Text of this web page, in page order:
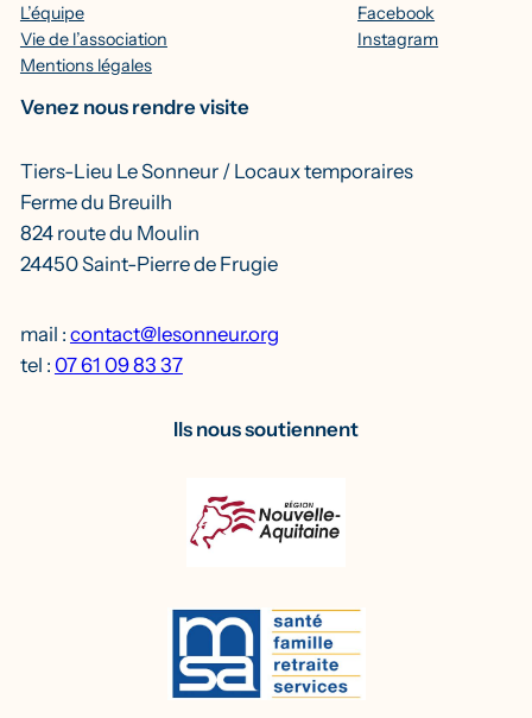
L’équipe
Vie de l’association
Mentions légales
Facebook
Instagram
Venez nous rendre visite
Tiers-Lieu Le Sonneur / Locaux temporaires
Ferme du Breuilh
824 route du Moulin
24450 Saint-Pierre de Frugie
mail : contact@lesonneur.org
tel : 07 61 09 83 37
Ils nous soutiennent